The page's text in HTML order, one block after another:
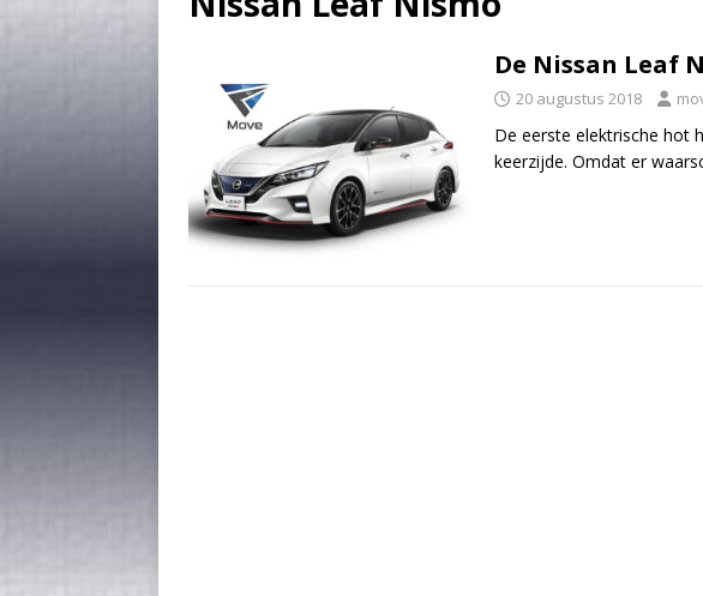
De Nissan Leaf
20 augustus 2018
De eerste elektrische hot
keerzijde. Omdat er